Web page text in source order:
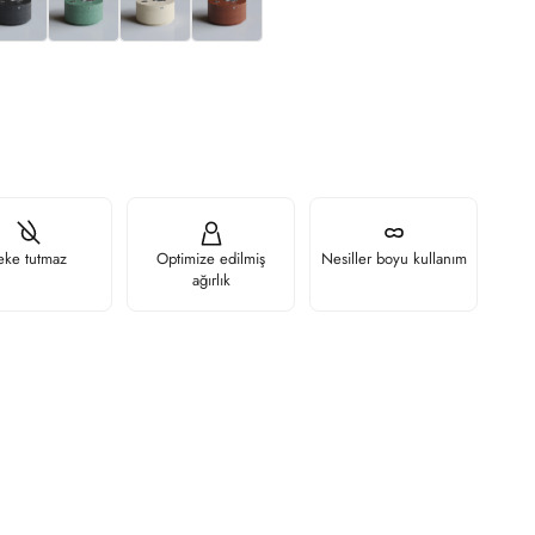
tutmaz
Optimize edilmiş
ağırlık
Nesiller boyu kullanım